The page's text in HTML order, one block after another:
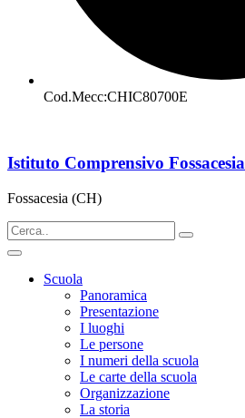
Cod.Mecc:CHIC80700E
Istituto Comprensivo Fossacesia
Fossacesia (CH)
Scuola
Panoramica
Presentazione
I luoghi
Le persone
I numeri della scuola
Le carte della scuola
Organizzazione
La storia